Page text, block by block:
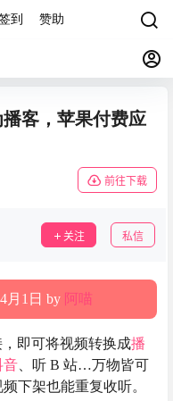
到 赞助
客，苹果付费应
前往下载
关注 私信
月1日 by 阿喵
，即可将视频转换成播
音 、听 B 站…万物皆可
下架也能重复收听。